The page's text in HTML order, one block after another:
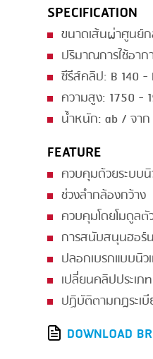
SPECIFICATION
ขนาดเส้นผ่าศูนย์
ปริมาณการใช้อา
ซีรีส์คลิป: B 140 -
ความสูง: 1750 -
น้ำหนัก: ab / จา
FEATURE
ควบคุมด้วยระบบ
ช่วงลำกล้องกว้าง
ควบคุมโดยโมดูล
การสนับสนุนฮอร์
ปลอกเบรกแบบนิว
เปลี่ยนคลิปประเภ
ปฏิบัติตามกฎระเ
DOWNLOAD